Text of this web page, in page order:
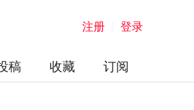
注册 登录
订阅
收藏
稿